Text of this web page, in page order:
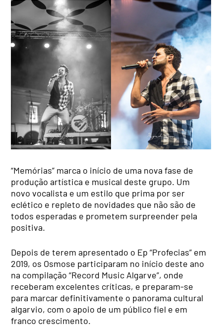
“Memórias” marca o início de uma nova fase de
produção artística e musical deste grupo. Um
novo vocalista e um estilo que prima por ser
eclético e repleto de novidades que não são de
todos esperadas e prometem surpreender pela
positiva.
Depois de terem apresentado o Ep “Profecias” em
2019, os Osmose participaram no início deste ano
na compilação “Record Music Algarve”, onde
receberam excelentes críticas, e preparam-se
para marcar definitivamente o panorama cultural
algarvio, com o apoio de um público fiel e em
franco crescimento.